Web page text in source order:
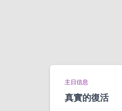
主日信息
真實的復活